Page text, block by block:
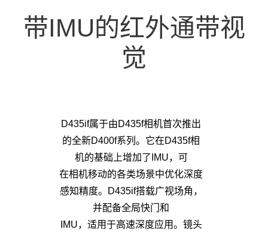
带IMU的红外通带视
觉
D435if属于由D435f相机首次推出
的全新D400f系列。它在D435f相
机的基础上增加了IMU，可
在相机移动的各类场景中优化深度
感知精度。D435if搭载广视场角，
并配备全局快门和
IMU，适用于高速深度应用。镜头